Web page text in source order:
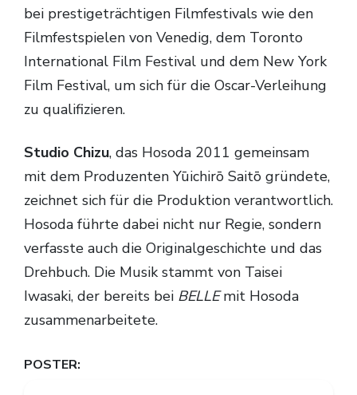
bei prestigeträchtigen Filmfestivals wie den
Filmfestspielen von Venedig, dem Toronto
International Film Festival und dem New York
Film Festival, um sich für die Oscar-Verleihung
zu qualifizieren.
Studio Chizu, das Hosoda 2011 gemeinsam
mit dem Produzenten Yūichirō Saitō gründete,
zeichnet sich für die Produktion verantwortlich.
Hosoda führte dabei nicht nur Regie, sondern
verfasste auch die Originalgeschichte und das
Drehbuch. Die Musik stammt von Taisei
Iwasaki, der bereits bei BELLEmit Hosoda
zusammenarbeitete.
POSTER: